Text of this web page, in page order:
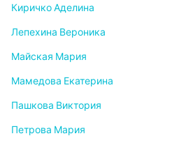
Киричко Аделина
Лепехина Вероника
Майская Мария
Мамедова Екатерина
Пашкова Виктория
Петрова Мария